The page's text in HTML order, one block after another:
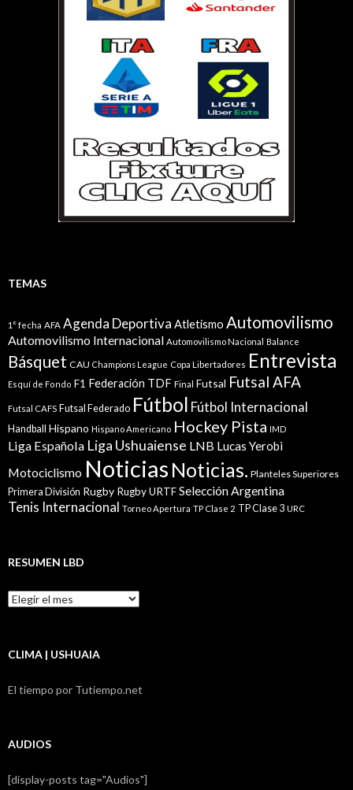
TEMAS
1° fecha AFA Agenda Deportiva Atletismo Automovilismo
Automovilismo Internacional Automovilismo Nacional Balance
Básquet CAU Champions League Copa Libertadores Entrevista
Esquí de Fondo F1 Federación TDF Final Futsal Futsal AFA
Futsal CAFS Futsal Federado Fútbol Fútbol Internacional
Handball Hispano Hispano Americano Hockey Pista IMD
Liga Española Liga Ushuaiense LNB Lucas Yerobi
Motociclismo Noticias Noticias. Planteles Superiores
Primera División Rugby Rugby URTFSelección Argentina
Tenis Internacional Torneo Apertura TP Clase 2 TP Clase 3 URC
RESUMEN LBD
Resumen
LBD
CLIMA | USHUAIA
El tiempo por Tutiempo.net
AUDIOS
[display-posts tag="Audios"]